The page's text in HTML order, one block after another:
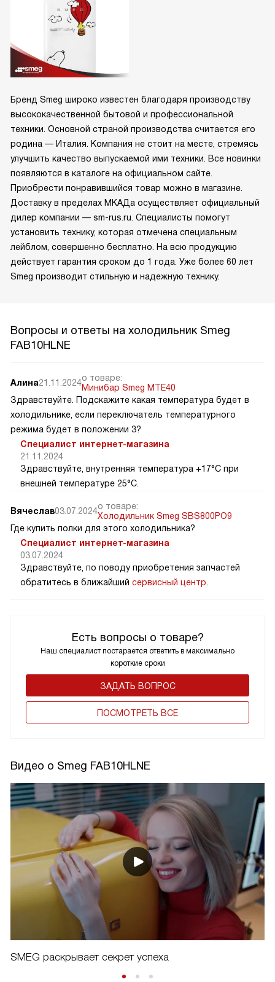
Бренд Smeg широко известен благодаря производству
высококачественной бытовой и профессиональной
техники. Основной страной производства считается его
родина — Италия. Компания не стоит на месте, стремясь
улучшить качество выпускаемой ими техники. Все новинки
появляются в каталоге на официальном сайте.
Приобрести понравившийся товар можно в магазине.
Доставку в пределах МКАДа осуществляет официальный
дилер компании — sm-rus.ru. Специалисты помогут
установить технику, которая отмечена специальным
лейблом, совершенно бесплатно. На всю продукцию
действует гарантия сроком до 1 года. Уже более 60 лет
Smeg производит стильную и надежную технику.
Вопросы и ответы на холодильник Smeg
FAB10HLNE
Есть вопросы о товаре?
Наш специалист постарается ответить в максимально
короткие сроки
ЗАДАТЬ ВОПРОС
ПОCМОТРЕТЬ ВСЕ
Алина21.11.2024о товаре:
Минибар Smeg MTE40
Здравствуйте. Подскажите какая температура будет в
холодильнике, если переключатель температурного
режима будет в положении 3?
Специалист интернет-магазина
21.11.2024
Здравствуйте, внутренняя температура +17°C при
внешней температуре 25°C.
Вячеслав03.07.2024о товаре:
Холодильник Smeg SBS800PO9
Где купить полки для этого холодильника?
Специалист интернет-магазина
03.07.2024
Здравствуйте, по поводу приобретения запчастей
обратитесь в ближайший сервисный центр
Видео о Smeg FAB10HLNE
SMEG раскрывает секрет успеха